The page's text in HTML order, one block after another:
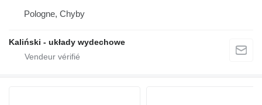
Pologne, Chyby
Kaliński - układy wydechowe